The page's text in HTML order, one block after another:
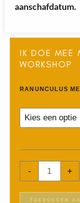
aanschafdatum.
IK DOE MEE
WORKSHOP
RANUNCULUS
-
Ranunculus
+
TOEVOEGEN